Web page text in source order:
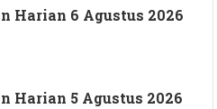
Harian 6 Agustus 2026
Harian 5 Agustus 2026